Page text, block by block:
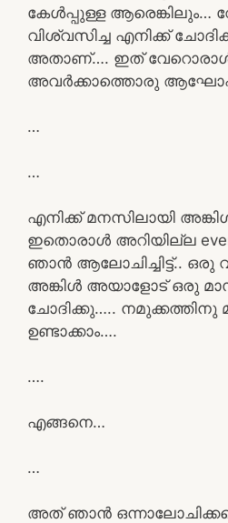
കേൾപ്പുള്ള ആരെങ്കിലും…
വിശ്വസിച്ച എനിക്ക്
അതാണ്‌…. ഇത്
അവർക്കാത്തൊരു
…
…
എനിക്ക് മനസിലായി
ഇതൊരാൾ അറിയില്ല
ഞാൻ ആലോചിച്ചിട്ട്.. ഒരു
അങ്കിൾ അയാളോട് ഒരു
ചോദിക്കു….. നമുക്കത്തിനു
ഉണ്ടാക്കാം….
….
എങ്ങനെ…
…
അത് ഞാൻ